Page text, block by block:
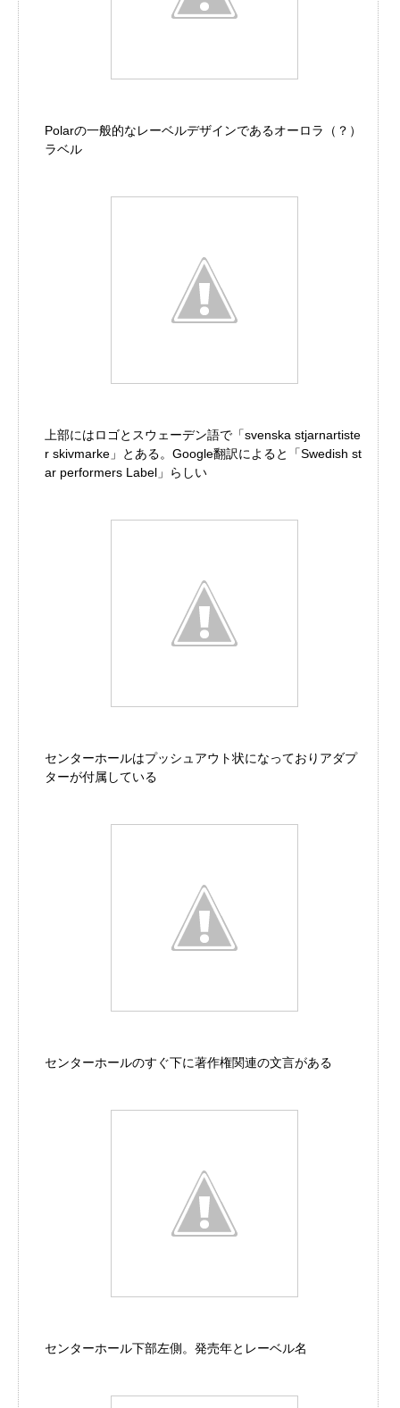
Polarの一般的なレーベルデザインであるオーロラ（？）
ラベル
上部にはロゴとスウェーデン語で「svenska stjarnartiste
r skivmarke」とある。Google翻訳によると「Swedish st
ar performers Label」らしい
センターホールはプッシュアウト状になっておりアダプ
ターが付属している
センターホールのすぐ下に著作権関連の文言がある
センターホール下部左側。発売年とレーベル名